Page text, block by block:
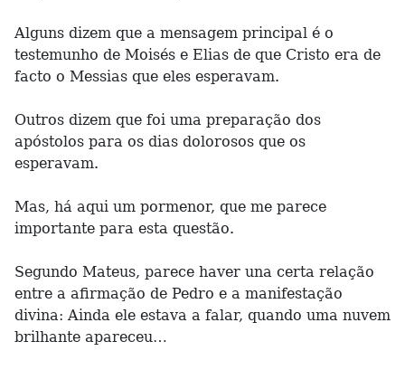
Alguns dizem que a mensagem principal é o
testemunho de Moisés e Elias de que Cristo era de
facto o Messias que eles esperavam.
Outros dizem que foi uma preparação dos
apóstolos para os dias dolorosos que os
esperavam.
Mas, há aqui um pormenor, que me parece
importante para esta questão.
Segundo Mateus, parece haver una certa relação
entre a afirmação de Pedro e a manifestação
divina: Ainda ele estava a falar, quando uma nuvem
brilhante apareceu…